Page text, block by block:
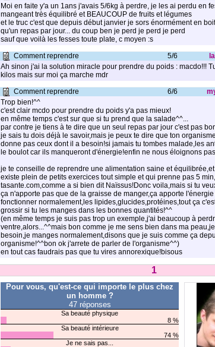
Moi en faite y'a un 1ans j'avais 5/6kg à perdre, je les ai perdu en
mangeant très équilibré et BEAUCOUP de fruits et légumes
et le truc c'est que depuis début janvier je sors énormément en
qu'un repas par jour... du coup ben je perd je perd je perd
sauf que voilà les fesses toute plate, c moyen :s
Comment reprendre
5/6
Ah sinon j'ai la solution miracle pour prendre du poids : macdo!!!
kilos mais sur moi ça marche mdr
Comment reprendre
6/6
Trop bien!^^
c'est clair mcdo pour prendre du poids y'a pas mieux!
en même temps c'est sur que si tu prend que la salade^^...
par contre je tiens à te dire que un seul repas par jour c'est pas
je sais tu dois déjà le savoir,mais je peux te dire que ton
donne pas ceux dont il a besoin!si jamais tu tombes malade,les
le boulot car ils manqueront d'énergie!enfin ne nous éloignons
je te conseille de reprendre une alimentation saine et
existe plein de petits exercices tout simple et qui prenne pas 5
tasante.com,comme a si bien dit Naïssus!Donc voila,mais si tu
ça n'apporte pas que de la graisse de manger,ça apporte
fonctionner normalement,les lipides,glucides,protéines,tout ça
grossir si tu les manges dans les bonnes quantités!^^
(en même temps je suis pas trop un exemple,j'ai beaucoup à
ventre,alors...^^mais bon comme je me sens bien dans ma
besoin,je manges normalement,disons que je suis comme ça
organisme!^^bon ok j'arrete de parler de l'organisme^^)
en tout cas faudrais pas que tu vires annorexique!bisous
1
Pour vous, qu'est-ce qui importe le plus chez
un homme ?
47 réponses
Sa beauté physique
8 %
Sa beauté intérieure
74 %
Je ne sais pas...